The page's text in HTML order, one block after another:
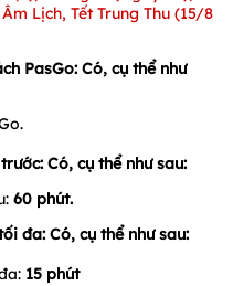
Lịch, Tết Trung Thu (15/8
PasGo: Có, cụ thể như
Có, cụ thể như sau:
60 phút.
đa: Có, cụ thể như sau:
15 phút